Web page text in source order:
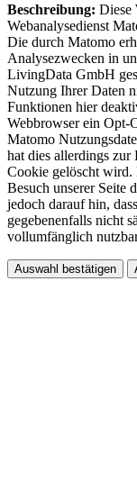
Beschreibung: Diese
Webanalysedienst
Die durch Matomo
Analysezwecken in
LivingData GmbH
Nutzung Ihrer Daten
Funktionen hier
Webbrowser ein Opt-
Matomo
hat dies allerdings zur
Cookie gelöscht wird.
Besuch unserer Seite
jedoch darauf hin,
gegebenenfalls nicht
vollumfänglich
Auswahl bestätigen